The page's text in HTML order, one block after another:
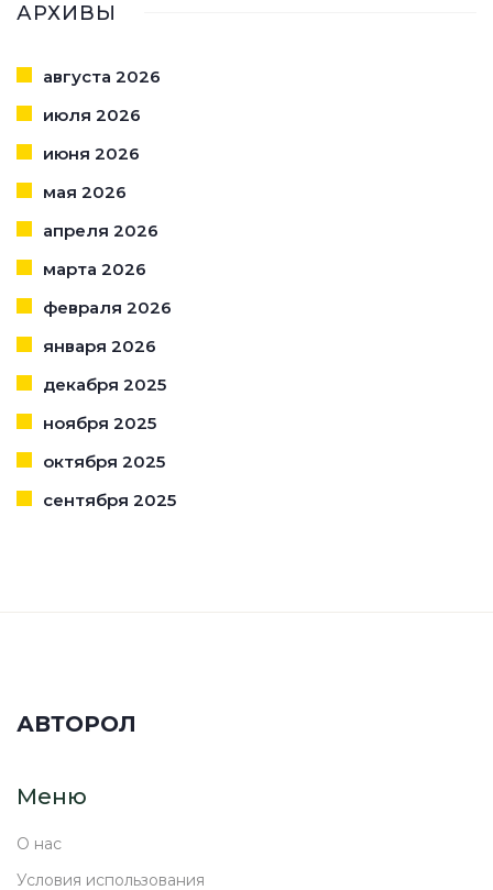
АРХИВЫ
августа 2026
июля 2026
июня 2026
мая 2026
апреля 2026
марта 2026
февраля 2026
января 2026
декабря 2025
ноября 2025
октября 2025
сентября 2025
АВТОРОЛ
Меню
О нас
Условия использования